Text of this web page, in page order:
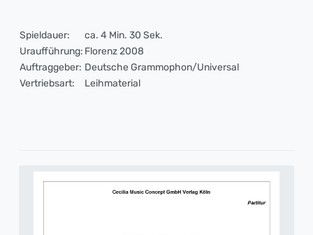
Spieldauer:
ca. 4 Min. 30 Sek.
Uraufführung: Florenz 2008
Auftraggeber: Deutsche Grammophon/Universal
Vertriebsart:
Leihmaterial